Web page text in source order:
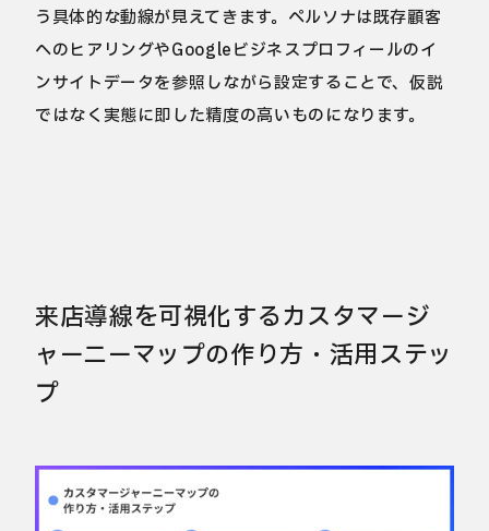
う具体的な動線が見えてきます。ペルソナは既存顧客
へのヒアリングやGoogleビジネスプロフィールのイ
ンサイトデータを参照しながら設定することで、仮説
ではなく実態に即した精度の高いものになります。
来店導線を可視化するカスタマージ
ャーニーマップの作り方・活用ステッ
プ